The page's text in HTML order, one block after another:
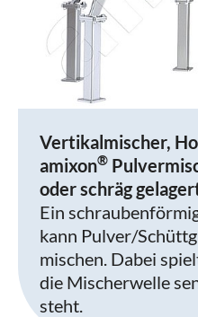
Vertikalmischer,
amixon®
oder schräg
Ein
kann Pulver/
mischen. Dabei
die Mischerwelle
steht.